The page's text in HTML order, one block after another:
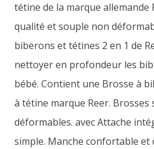
tétine de la marque allemande
qualité et souple non
biberons et tétines 2 en 1 de
nettoyer en profondeur les
bébé. Contient une Brosse à
à tétine marque Reer. Brosses
déformables. avec Attache
simple. Manche confortable et